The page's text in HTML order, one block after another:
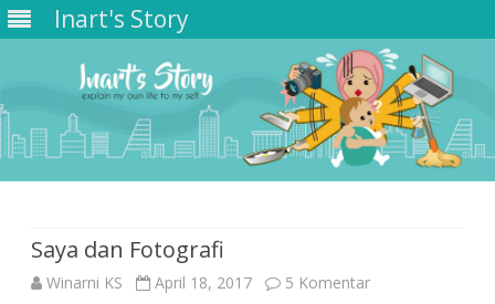
Inart's Story
Saya dan Fotografi
Winarni KS April 18, 2017 5 Komentarpada